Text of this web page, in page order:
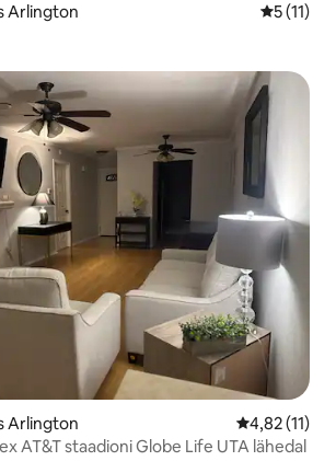
Arlington
5 (11)
Arlington Keskmine
4,82 (11)
AT&T staadioni Globe Life UTA lähedal